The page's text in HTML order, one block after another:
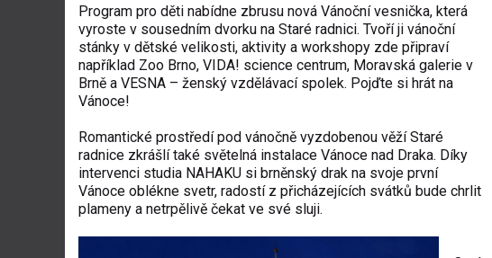
Program pro děti nabídne zbrusu nová Vánoční vesnička, která
vyroste v sousedním dvorku na Staré radnici. Tvoří ji vánoční
stánky v dětské velikosti, aktivity a workshopy zde připraví
například Zoo Brno, VIDA! science centrum, Moravská galerie v
Brně a VESNA – ženský vzdělávací spolek. Pojďte si hrát na
Vánoce!
Romantické prostředí pod vánočně vyzdobenou věží Staré
radnice zkrášlí také světelná instalace Vánoce nad Draka. Díky
intervenci studia NAHAKU si brněnský drak na svoje první
Vánoce oblékne svetr, radostí z přicházejících svátků bude chrlit
plameny a netrpělivě čekat ve své sluji.